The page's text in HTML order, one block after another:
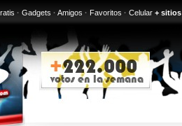
· Gadgets · Amigos · Favoritos · Celular + sitios